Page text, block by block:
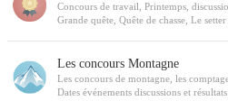
Concours de travail, Printemps,
Grande quête, Quête de chasse, Le
Les concours Montagne
Les concours de montagne, les
Dates événements discussions et résultats